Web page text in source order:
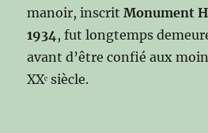
manoir, inscritMonument
1934, fut longtemps
avant d’être confié aux
XXᵉ siècle.